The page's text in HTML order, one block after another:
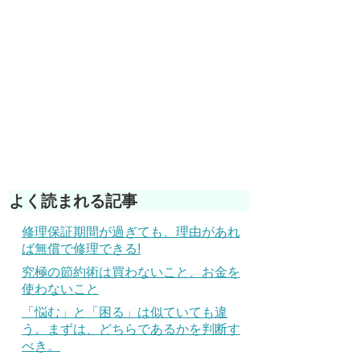
よく読まれる記事
修理保証期間が過ぎても、理由があれ
ば無償で修理できる!
究極の節約術は買わないこと、お金を
使わないこと
「悩む」と「困る」は似ていても違
う。まずは、どちらであるかを判断す
べき。